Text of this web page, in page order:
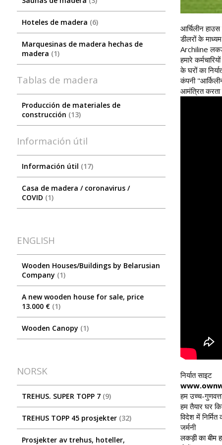
Hoteles de madera 6
Marquesinas de madera hechas de
madera 1
Tablas de madera
Producción de materiales de
construcción 13
Información útil
Información útil 17
Сasa de madera / coronavirus /
COVID 1
ENGLISH
Wooden Houses/Buildings by Belarusian
Company 1
A new wooden house for sale, price
13.000 € 1
Wooden Canopy 1
NORSK
TREHUS. SUPER TOPP 7 9
TREHUS TOPP 45 prosjekter 32
Prosjekter av trehus, hoteller,
आर्चिलीन
डीलरों के
Archiline
हमारे
के घरों का
कंपनी
आमंत्रित
निर्यात साइट
हम उच्च-
हम तैयार घर
विदेश में
जर्मनी
लकड़ी का बीम